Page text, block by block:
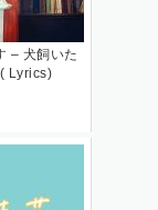
– 犬飼いた
Lyrics)